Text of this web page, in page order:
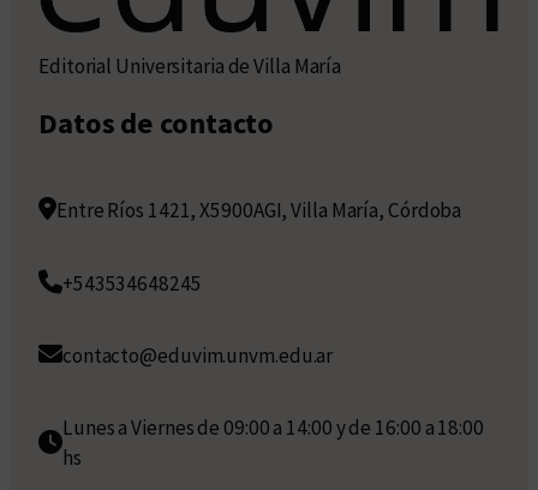
Editorial Universitaria de Villa María
Datos de contacto
Entre Ríos 1421, X5900AGI, Villa María, Córdoba
+543534648245
contacto@eduvim.unvm.edu.ar
Lunes a Viernes de 09:00 a 14:00 y de 16:00 a 18:00
hs